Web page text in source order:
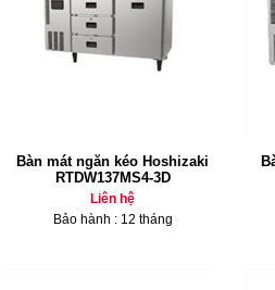
Bàn mát ngăn kéo Hoshizaki
RTDW137MS4-3D
Liên hệ
Bảo hành : 12 tháng